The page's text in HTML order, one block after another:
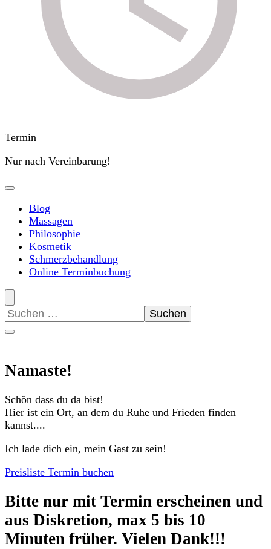
Termin
Nur nach Vereinbarung!
Blog
Massagen
Philosophie
Kosmetik
Schmerzbehandlung
Online Terminbuchung
Suchen
nach:
Namaste!
Schön dass du da bist!
Hier ist ein Ort, an dem du Ruhe und Frieden finden
kannst....
Ich lade dich ein, mein Gast zu sein!
Preisliste Termin buchen
Bitte nur mit Termin erscheinen und
aus Diskretion, max 5 bis 10
Minuten früher. Vielen Dank!!!